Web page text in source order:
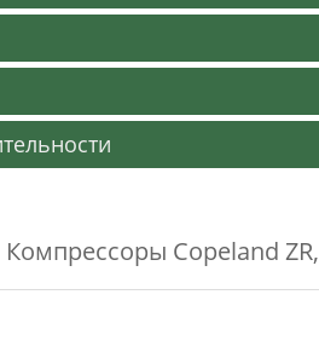
Компрессоры Copeland ZR,